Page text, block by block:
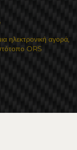
ηλεκτρονική αγορά,
ORS